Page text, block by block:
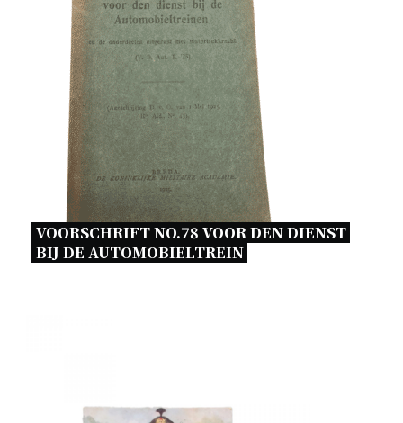
VOORSCHRIFT NO.78 VOOR DEN DIENST
BIJ DE AUTOMOBIELTREIN